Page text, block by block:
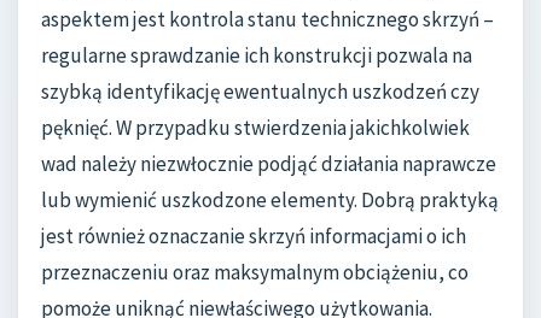
aspektem jest kontrola stanu technicznego skrzyń –
regularne sprawdzanie ich konstrukcji pozwala na
szybką identyfikację ewentualnych uszkodzeń czy
pęknięć. W przypadku stwierdzenia jakichkolwiek
wad należy niezwłocznie podjąć działania naprawcze
lub wymienić uszkodzone elementy. Dobrą praktyką
jest również oznaczanie skrzyń informacjami o ich
przeznaczeniu oraz maksymalnym obciążeniu, co
pomoże uniknąć niewłaściwego użytkowania.